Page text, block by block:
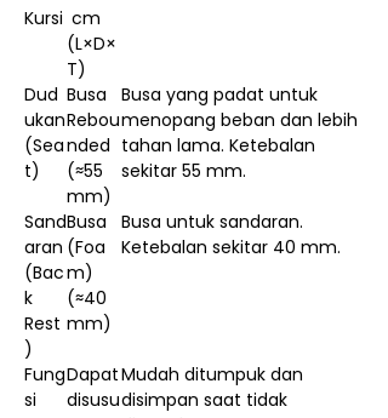
Kursi cm
(L×D×
T)
Dud
ukan
(Sea
t)
Busa
Rebou
nded
(≈55
mm)
Busa yang padat untuk
menopang beban dan lebih
tahan lama. Ketebalan
sekitar 55 mm.
Sand
aran
(Bac
k
Rest
)
Busa
(Foa
m)
(≈40
mm)
Busa untuk sandaran.
Ketebalan sekitar 40 mm.
Fung
si
Dapat
disusu
Mudah ditumpuk dan
disimpan saat tidak